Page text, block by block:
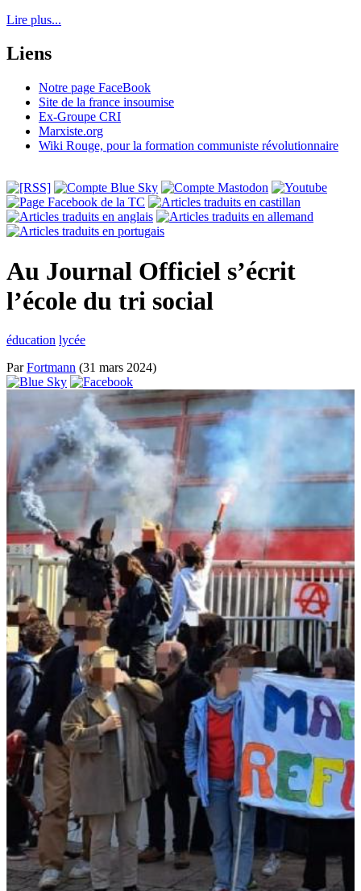
Lire plus...
Liens
Notre page FaceBook
Site de la france insoumise
Ex-Groupe CRI
Marxiste.org
Wiki Rouge, pour la formation communiste révolutionnaire
Au Journal Officiel s’écrit
l’école du tri social
éducation lycée
ParFortmann (31 mars 2024)